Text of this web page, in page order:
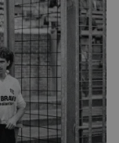
als
vlak na
bereikt met
van de
herstel. NAC